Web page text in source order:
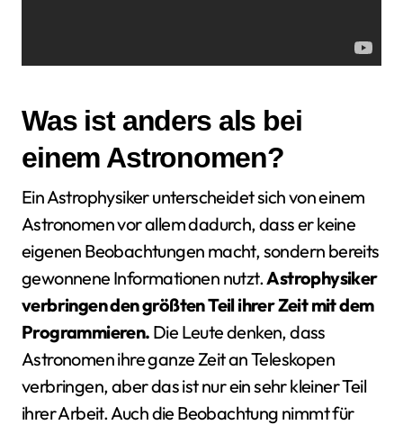
Was ist anders als bei
einem Astronomen?
Ein Astrophysiker unterscheidet sich von einem
Astronomen vor allem dadurch, dass er keine
eigenen Beobachtungen macht, sondern bereits
gewonnene Informationen nutzt.Astrophysiker
verbringen den größten Teil ihrer Zeit mit dem
Programmieren. Die Leute denken, dass
Astronomen ihre ganze Zeit an Teleskopen
verbringen, aber das ist nur ein sehr kleiner Teil
ihrer Arbeit. Auch die Beobachtung nimmt für